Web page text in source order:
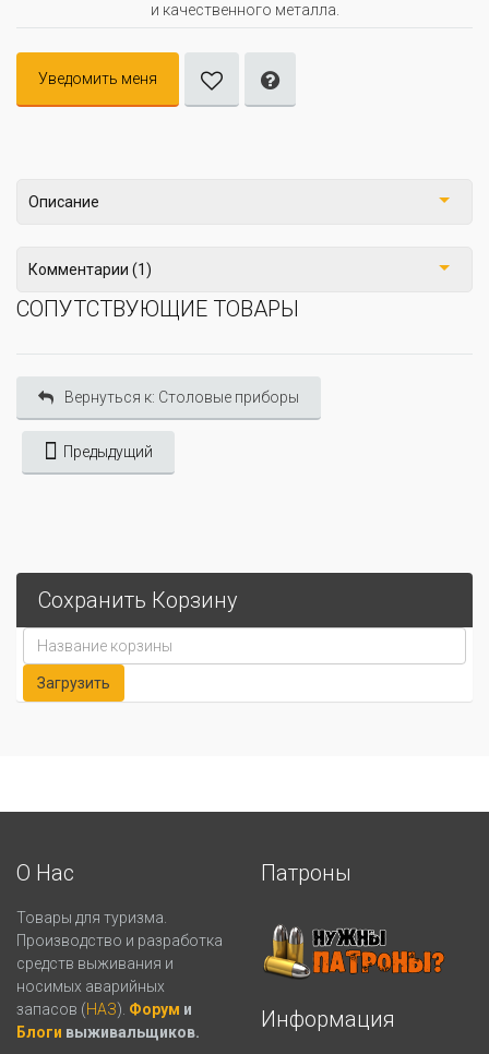
и качественного металла.
Уведомить меня
Описание
Комментарии (1)
СОПУТСТВУЮЩИЕ ТОВАРЫ
Вернуться к: Столовые приборы
Предыдущий
Сохранить Корзину
О Нас
Товары для туризма.
Производство и разработка
средств выживания и
носимых аварийных
запасов (НАЗ). Форум и
Блоги выживальщиков.
Патроны
Информация